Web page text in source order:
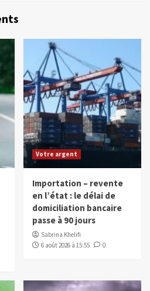
Votre argent
Importation – revente
en l’état : le délai de
domiciliation bancaire
passe à 90 jours
Sabrina Khelifi
6 août 2026 à 15:55
0